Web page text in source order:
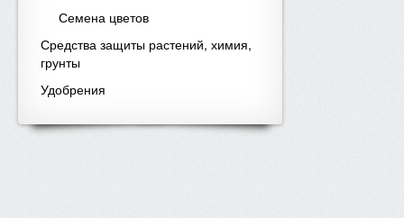
Семена цветов
Средства защиты растений, химия,
грунты
Удобрения